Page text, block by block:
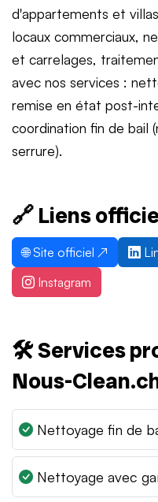
d'appartements et
locaux commerciaux,
et carrelages,
avec nos services :
remise en état post-
coordination fin de bail
serrure).
🔗 Liens
🌐 Site officiel ↗
Instagram
🛠️ Services
Nous-
Nettoyage fin de
Nettoyage avec